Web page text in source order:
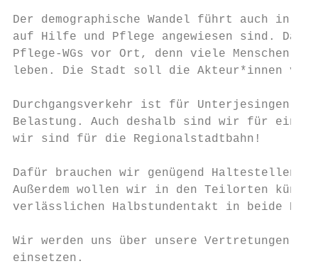
Der demographische Wandel führt auch in
auf Hilfe und Pflege angewiesen sind.
Pflege-WGs vor Ort, denn viele Menschen
leben. Die Stadt soll die Akteur*innen
Durchgangsverkehr ist für Unterjesingen
Belastung. Auch deshalb sind wir für eine
wir sind für die Regionalstadtbahn!
Dafür brauchen wir genügend Haltestellen
Außerdem wollen wir in den Teilorten
verlässlichen Halbstundentakt in beide
Wir werden uns über unsere Vertretungen
einsetzen.